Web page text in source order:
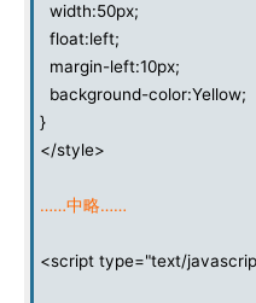
width:50px;
float:left;
margin-left:10px;
background-color:Yellow;
}
</style>
……中略……
<script type="text/